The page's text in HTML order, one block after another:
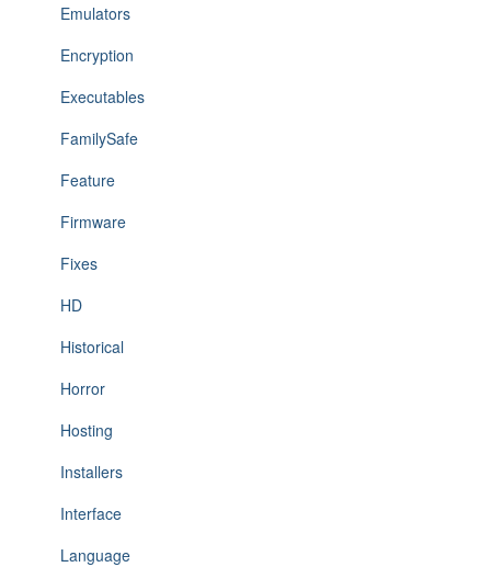
Emulators
Encryption
Executables
FamilySafe
Feature
Firmware
Fixes
HD
Historical
Horror
Hosting
Installers
Interface
Language